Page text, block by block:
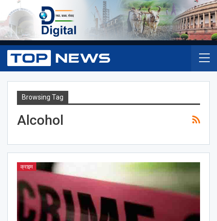
Browsing Tag
Alcohol
क्राइम